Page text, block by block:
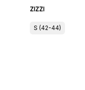
ZIZZI
S (42-44)